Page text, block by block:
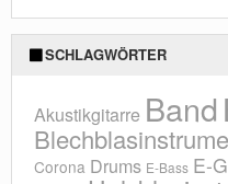
SCHLAGWÖRTER
Akustikgitarre Band
Corona Drums E-Bass E-